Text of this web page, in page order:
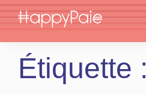
Étiquette :